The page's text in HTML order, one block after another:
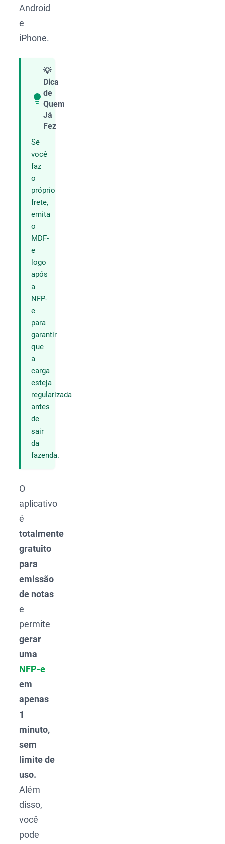
Android
e
iPhone.
💡
Dica
de
Quem
Já
Fez
Se
você
faz
o
próprio
frete,
emita
o
MDF-
e
logo
após
a
NFP-
e
para
garantir
que
a
carga
esteja
regularizada
antes
de
sair
da
fazenda.
O
aplicativo
é
totalmente
gratuito
para
emissão
de notas
e
permite
gerar
uma
NFP-e
em
apenas
1
minuto,
sem
limite de
uso.
Além
disso,
você
pode